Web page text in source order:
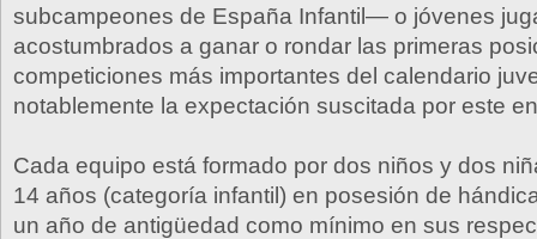
subcampeones de España Infantil— o jóvenes
acostumbrados a ganar o rondar las primeras
competiciones más importantes del calendario
notablemente la expectación suscitada por este
Cada equipo está formado por dos niños y dos
14 años (categoría infantil) en posesión de
un año de antigüedad como mínimo en sus